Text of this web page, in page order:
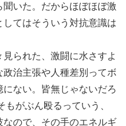
いた。だからほぼほぼ激
てはそういう対抗意識は
られた、激闘に水さすよ
治主張や人種差別ってボ
ない。皆無じゃないだろ
もがぶん殴るっていう、
ので、その手のエネルギ